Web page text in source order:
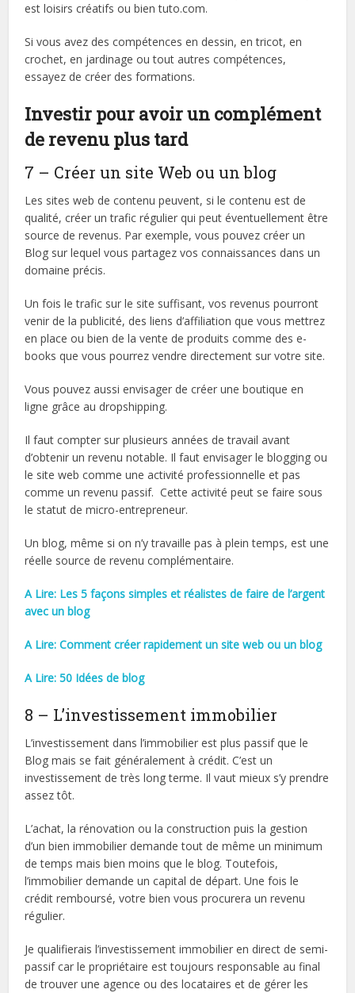
est loisirs créatifs ou bien tuto.com.
Si vous avez des compétences en dessin, en tricot, en
crochet, en jardinage ou tout autres compétences,
essayez de créer des formations.
Investir pour avoir un complément
de revenu plus tard
7 – Créer un site Web ou un blog
Les sites web de contenu peuvent, si le contenu est de
qualité, créer un trafic régulier qui peut éventuellement être
source de revenus. Par exemple, vous pouvez créer un
Blog sur lequel vous partagez vos connaissances dans un
domaine précis.
Un fois le trafic sur le site suffisant, vos revenus pourront
venir de la publicité, des liens d’affiliation que vous mettrez
en place ou bien de la vente de produits comme des e-
books que vous pourrez vendre directement sur votre site.
Vous pouvez aussi envisager de créer une boutique en
ligne grâce au dropshipping.
Il faut compter sur plusieurs années de travail avant
d’obtenir un revenu notable. Il faut envisager le blogging ou
le site web comme une activité professionnelle et pas
comme un revenu passif. Cette activité peut se faire sous
le statut de micro-entrepreneur.
Un blog, même si on n’y travaille pas à plein temps, est une
réelle source de revenu complémentaire.
A Lire: Les 5 façons simples et réalistes de faire de l’argent
avec un blog
A Lire: Comment créer rapidement un site web ou un blog
A Lire: 50 Idées de blog
8 – L’investissement immobilier
L’investissement dans l’immobilier est plus passif que le
Blog mais se fait généralement à crédit. C’est un
investissement de très long terme. Il vaut mieux s’y prendre
assez tôt.
L’achat, la rénovation ou la construction puis la gestion
d’un bien immobilier demande tout de même un minimum
de temps mais bien moins que le blog. Toutefois,
l’immobilier demande un capital de départ. Une fois le
crédit remboursé, votre bien vous procurera un revenu
régulier.
Je qualifierais l’investissement immobilier en direct de semi-
passif car le propriétaire est toujours responsable au final
de trouver une agence ou des locataires et de gérer les